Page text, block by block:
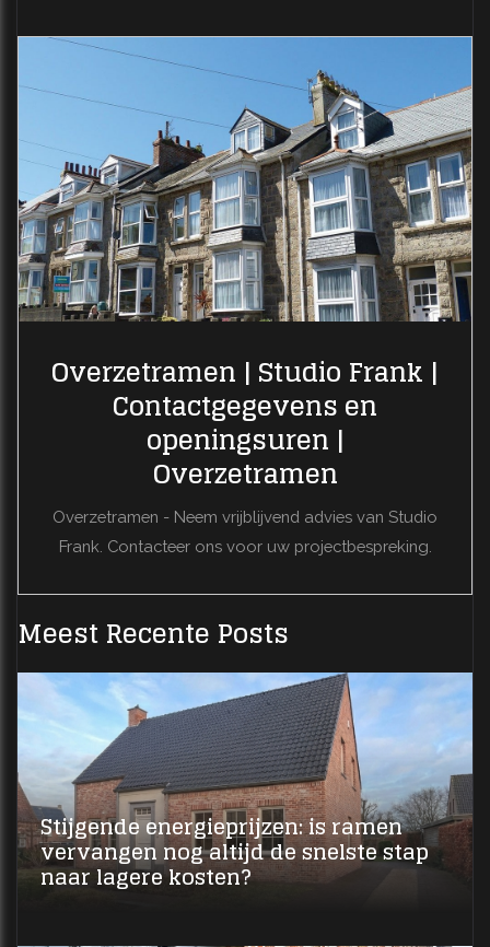
Overzetramen | Studio Frank |
Contactgegevens en
openingsuren |
Overzetramen
Overzetramen - Neem vrijblijvend advies van Studio
Frank. Contacteer ons voor uw projectbespreking.
Meest Recente Posts
Stijgende energieprijzen: is ramen
vervangen nog altijd de snelste stap
naar lagere kosten?